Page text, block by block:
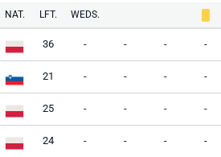
NAT. LFT. WEDS.
36 - - - -
21 - - - -
25 - - - -
24 - - - -